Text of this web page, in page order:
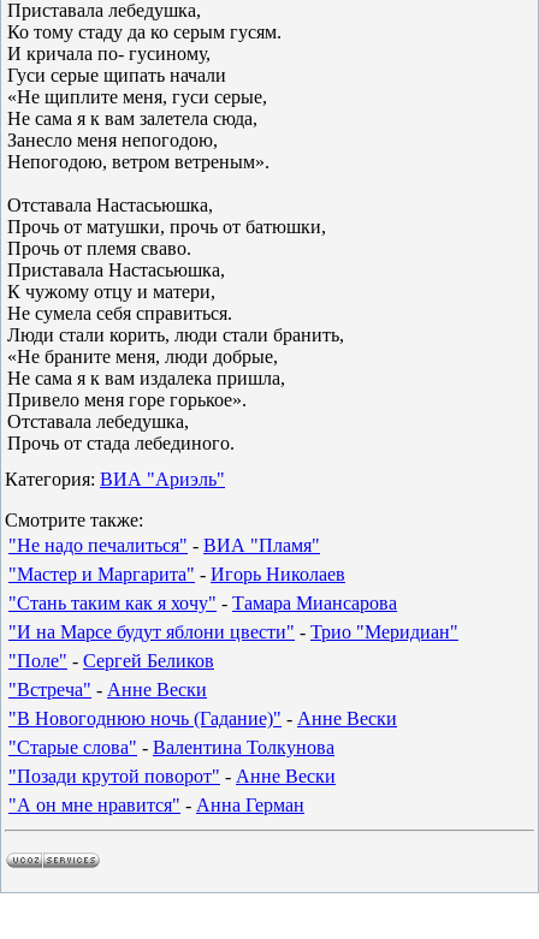
Приставала лебедушка,
Ко тому стаду да ко серым гусям.
И кричала по- гусиному,
Гуси серые щипать начали
«Не щиплите меня, гуси серые,
Не сама я к вам залетела сюда,
Занесло меня непогодою,
Непогодою, ветром ветреным».
Отставала Настасьюшка,
Прочь от матушки, прочь от батюшки,
Прочь от племя сваво.
Приставала Настасьюшка,
К чужому отцу и матери,
Не сумела себя справиться.
Люди стали корить, люди стали бранить,
«Не браните меня, люди добрые,
Не сама я к вам издалека пришла,
Привело меня горе горькое».
Отставала лебедушка,
Прочь от стада лебединого.
Категория: ВИА "Ариэль"
Смотрите также:
"Не надо печалиться" - ВИА "Пламя"
"Мастер и Маргарита" - Игорь Николаев
"Стань таким как я хочу" - Тамара Миансарова
"И на Марсе будут яблони цвести" - Трио "Меридиан"
"Поле" - Сергей Беликов
"Встреча" - Анне Вески
"В Новогоднюю ночь (Гадание)" - Анне Вески
"Старые слова" - Валентина Толкунова
"Позади крутой поворот" - Анне Вески
"А он мне нравится" - Анна Герман